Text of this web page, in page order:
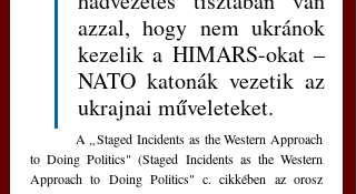
azzal, hogy nem ukránok
kezelik a HIMARS-okat –
NATO katonák vezetik az
ukrajnai műveleteket.
	A
„Staged Incidents as the Western Approach
to Doing Politics" (Staged Incidents as the Western
Approach to Doing Politics" c. cikkében az orosz